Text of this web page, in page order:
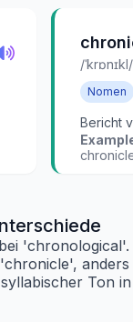
/ˈkrɒnɪkl/
Nomen
Bericht
'chronological'.
Ton